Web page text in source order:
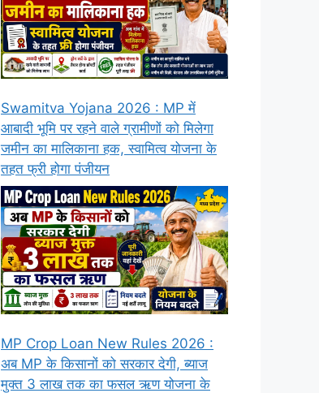
Swamitva Yojana 2026 : MP में
आबादी भूमि पर रहने वाले ग्रामीणों को मिलेगा
जमीन का मालिकाना हक, स्वामित्व योजना के
तहत फ्री होगा पंजीयन
MP Crop Loan New Rules 2026 :
अब MP के किसानों को सरकार देगी, ब्याज
मुक्त 3 लाख तक का फसल ऋण योजना के